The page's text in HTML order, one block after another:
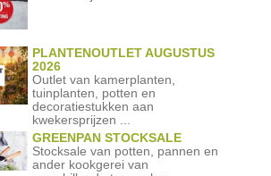
PLANTENOUTLET AUGUSTUS
2026
Outlet van kamerplanten,
tuinplanten, potten en
decoratiestukken aan
kwekersprijzen ...
GREENPAN STOCKSALE
Stocksale van potten, pannen en
ander kookgerei van